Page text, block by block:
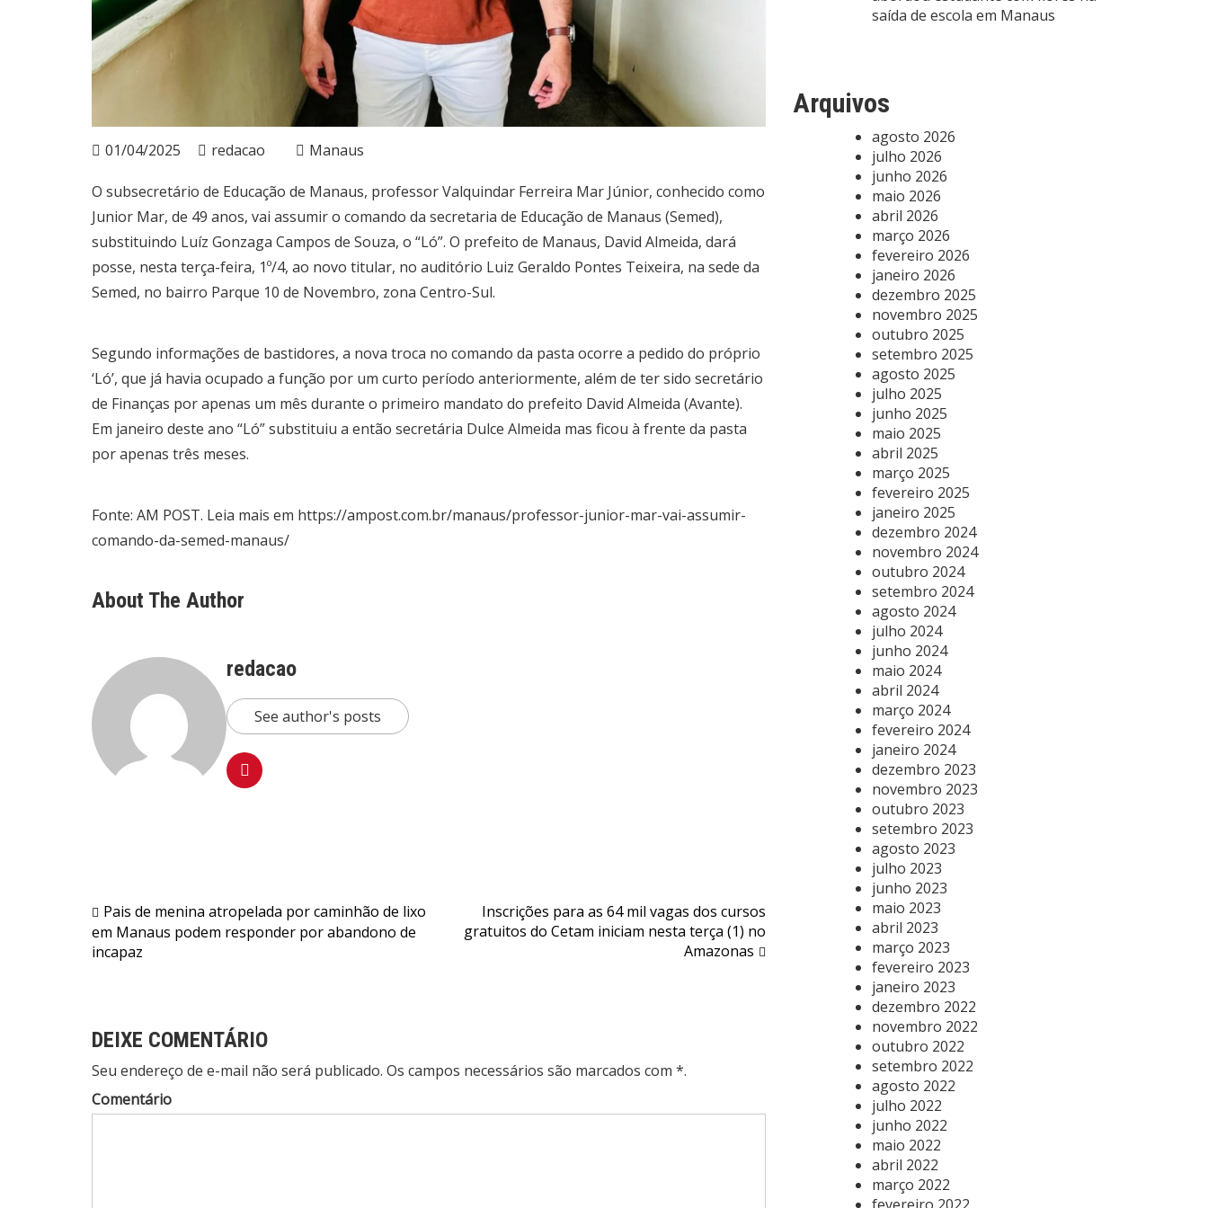
01/04/2025 redacao Manaus
O subsecretário de Educação de Manaus, professor Valquindar Ferreira Mar Júnior, conhecido como
Junior Mar, de 49 anos, vai assumir o comando da secretaria de Educação de Manaus (Semed),
substituindo Luíz Gonzaga Campos de Souza, o “Ló”. O prefeito de Manaus, David Almeida, dará
posse, nesta terça-feira, 1º/4, ao novo titular, no auditório Luiz Geraldo Pontes Teixeira, na sede da
Semed, no bairro Parque 10 de Novembro, zona Centro-Sul.
Segundo informações de bastidores, a nova troca no comando da pasta ocorre a pedido do próprio
‘Ló’, que já havia ocupado a função por um curto período anteriormente, além de ter sido secretário
de Finanças por apenas um mês durante o primeiro mandato do prefeito David Almeida (Avante).
Em janeiro deste ano “Ló” substituiu a então secretária Dulce Almeida mas ficou à frente da pasta
por apenas três meses.
Fonte: AM POST. Leia mais em https://ampost.com.br/manaus/professor-junior-mar-vai-assumir-
comando-da-semed-manaus/
About The Author
redacao
See author's posts
Navegação
de
Pais de menina atropelada por caminhão de lixo
em Manaus podem responder por abandono de
incapaz
Inscrições para as 64 mil vagas dos cursos
gratuitos do Cetam iniciam nesta terça (1) no
Amazonas
DEIXE COMENTÁRIO
Seu endereço de e-mail não será publicado. Os campos necessários são marcados com *.
Comentário
saída de escola em Manaus
Arquivos
agosto 2026
julho 2026
junho 2026
maio 2026
abril 2026
março 2026
fevereiro 2026
janeiro 2026
dezembro 2025
novembro 2025
outubro 2025
setembro 2025
agosto 2025
julho 2025
junho 2025
maio 2025
abril 2025
março 2025
fevereiro 2025
janeiro 2025
dezembro 2024
novembro 2024
outubro 2024
setembro 2024
agosto 2024
julho 2024
junho 2024
maio 2024
abril 2024
março 2024
fevereiro 2024
janeiro 2024
dezembro 2023
novembro 2023
outubro 2023
setembro 2023
agosto 2023
julho 2023
junho 2023
maio 2023
abril 2023
março 2023
fevereiro 2023
janeiro 2023
dezembro 2022
novembro 2022
outubro 2022
setembro 2022
agosto 2022
julho 2022
junho 2022
maio 2022
abril 2022
março 2022